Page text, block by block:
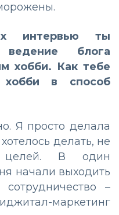
интервью ты
ведение блога
хобби. Как тебе
хобби в способ
Я просто делала
делать, не
целей. В один
начали выходить
–
маркетинг